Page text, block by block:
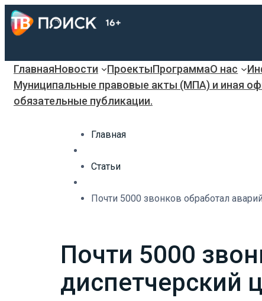
ГлавнаяНовости ПроектыПрограммаО нас
Муниципальные правовые акты (МПА) и иная
обязательные публикации.
Главная
Статьи
Почти 5000 звонков обработал
Почти 5000
диспетчерский